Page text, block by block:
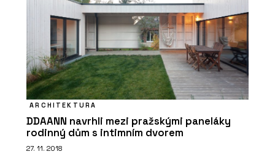
PRODUKTY
ARCHITEKTURA
DDAANN navrhli mezi pražskými paneláky
rodinný dům s intimním dvorem
27. 11. 2018